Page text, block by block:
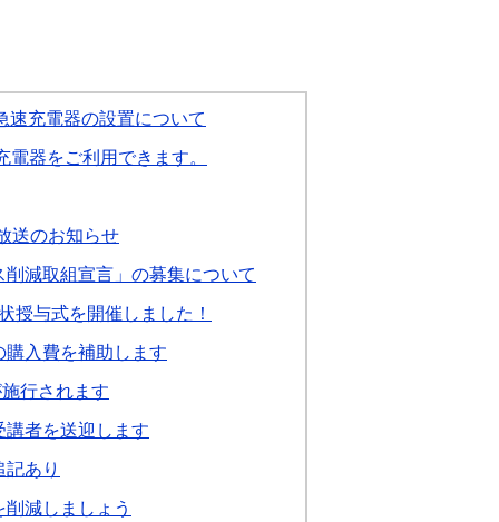
速充電器の設置について
器をご利用できます。
送のお知らせ
減取組宣言」の募集について
与式を開催しました！
入費を補助します
行されます
講者を送迎します
あり
減しましょう